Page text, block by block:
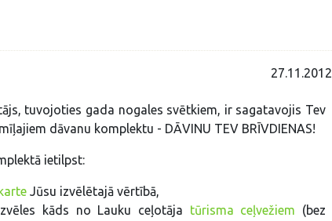
27.11.2012
tuvojoties gada nogales svētkiem, ir sagatavojis Tev
dāvanu komplektu - DĀVINU TEV BRĪVDIENAS!
ietilpst:
Jūsu izvēlētajā vērtībā,
kāds no Lauku ceļotāja tūrisma ceļvežiem (bez